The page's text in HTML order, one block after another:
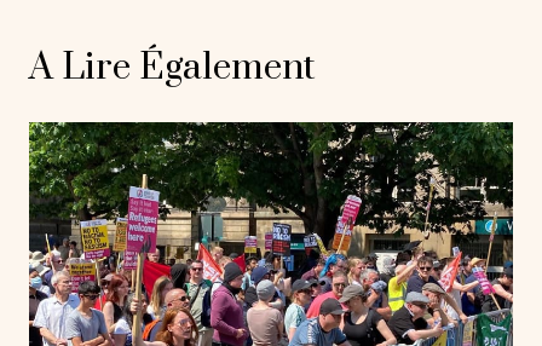
A Lire Également